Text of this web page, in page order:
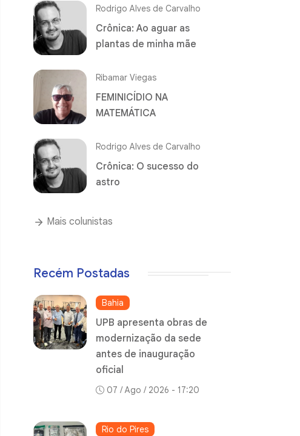
Rodrigo Alves de Carvalho
Crônica: Ao aguar as
plantas de minha mãe
Ribamar Viegas
FEMINICÍDIO NA
MATEMÁTICA
Rodrigo Alves de Carvalho
Crônica: O sucesso do
astro
Mais colunistas
Recém Postadas
Bahia
UPB apresenta obras de
modernização da sede
antes de inauguração
oficial
07 / Ago / 2026 - 17:20
Rio do Pires